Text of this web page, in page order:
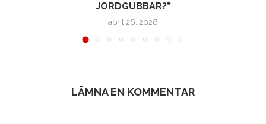
JORDGUBBAR?”
april 26, 2026
LÄMNA EN KOMMENTAR